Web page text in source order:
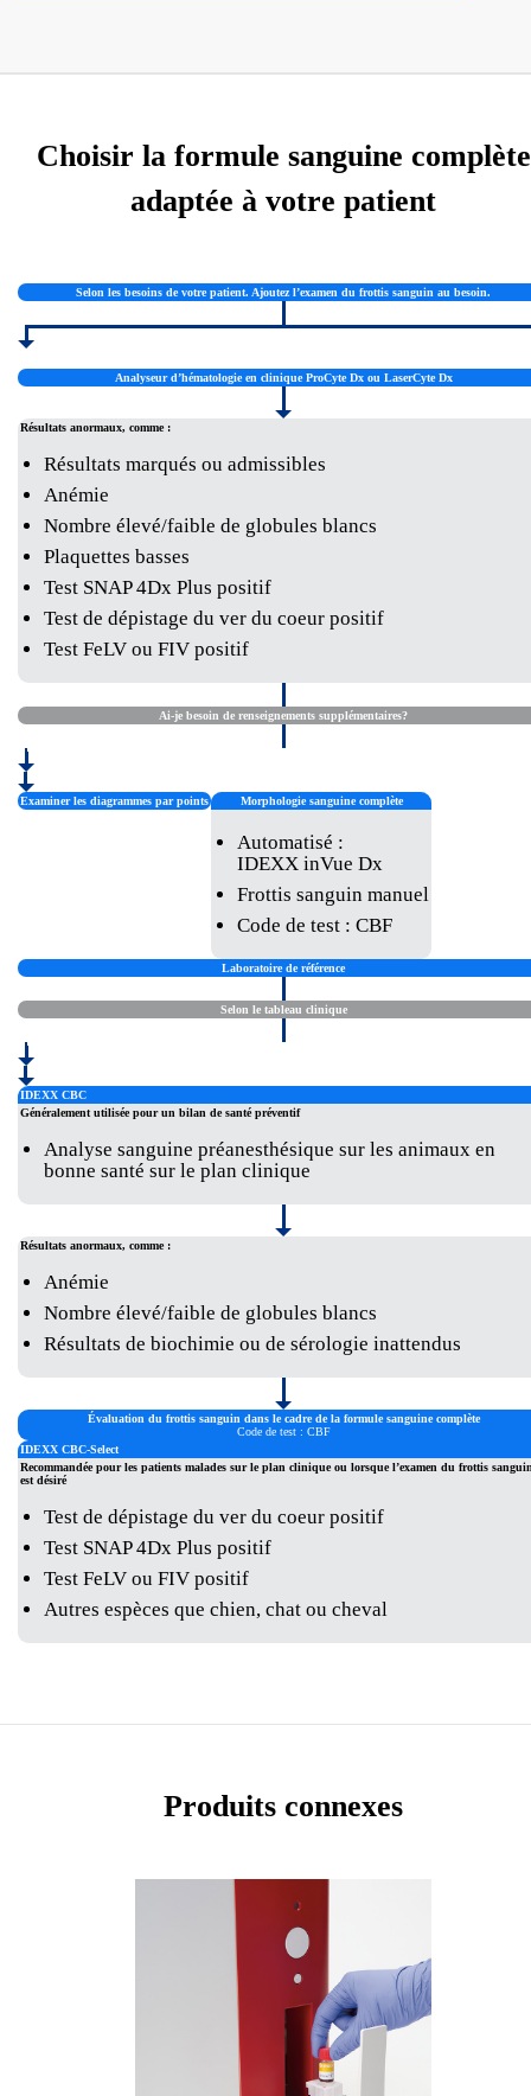
Choisir la formule sanguine complète
adaptée à votre patient
Selon les besoins de votre patient. Ajoutez l’examen du frottis sanguin au besoin.
Analyseur d’hématologie en clinique ProCyte Dx ou LaserCyte Dx
Résultats anormaux, comme :
Résultats marqués ou admissibles
Anémie
Nombre élevé/faible de globules blancs
Plaquettes basses
Test SNAP 4Dx Plus positif
Test de dépistage du ver du coeur positif
Test FeLV ou FIV positif
Ai-je besoin de renseignements supplémentaires?
Examiner les diagrammes par points Morphologie sanguine complète
Automatisé :
IDEXX inVue Dx
Frottis sanguin manuel
Code de test : CBF
Laboratoire de référence
Selon le tableau clinique
IDEXX CBC
Généralement utilisée pour un bilan de santé préventif
Analyse sanguine préanesthésique sur les animaux en
bonne santé sur le plan clinique
Résultats anormaux, comme :
Anémie
Nombre élevé/faible de globules blancs
Résultats de biochimie ou de sérologie inattendus
Évaluation du frottis sanguin dans le cadre de la formule sanguine complète
Code de test : CBF
IDEXX CBC-Select
Recommandée pour les patients malades sur le plan clinique ou lorsque l’examen du frottis
est désiré
Test de dépistage du ver du coeur positif
Test SNAP 4Dx Plus positif
Test FeLV ou FIV positif
Autres espèces que chien, chat ou cheval
Produits connexes